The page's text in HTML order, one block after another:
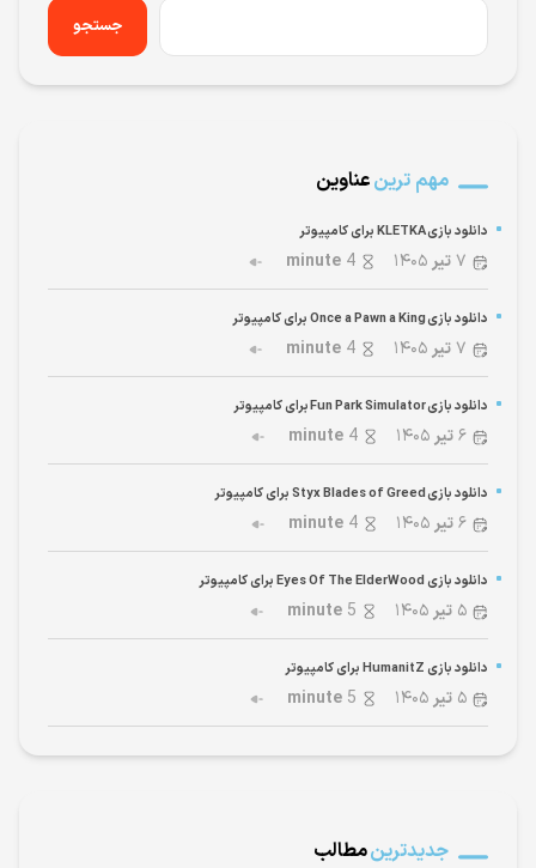
جستجو
مهم ترینعناوین
دانلود بازی KLETKA برای کامپیوتر
۷تیر۱۴۰۵ 4
minute
دانلود بازی Once a Pawn a King برای کامپیوتر
۷تیر۱۴۰۵ 4
minute
دانلود بازی Fun Park Simulator برای کامپیوتر
۶تیر۱۴۰۵ 4
minute
دانلود بازی Styx Blades of Greed برای کامپیوتر
۶تیر۱۴۰۵ 4
minute
دانلود بازی Eyes Of The ElderWood برای کامپیوتر
۵ تیر۱۴۰۵ 5
minute
دانلود بازی HumanitZ برای کامپیوتر
۵ تیر۱۴۰۵ 5
minute
جدیدترینمطالب